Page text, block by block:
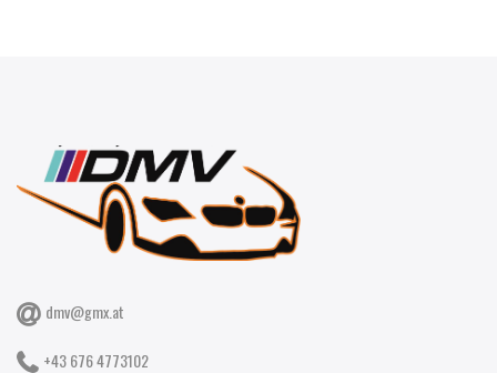
dmv@gmx.at
+43 676 4773102